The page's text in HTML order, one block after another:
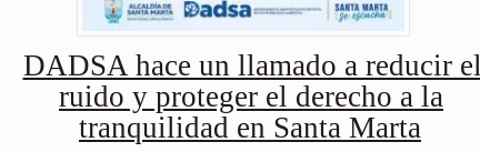
DADSA hace un llamado a reducir el
ruido y proteger el derecho a la
tranquilidad en Santa Marta